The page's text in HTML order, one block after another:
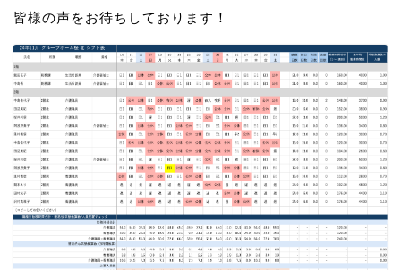
皆様の声をお待ちしております！